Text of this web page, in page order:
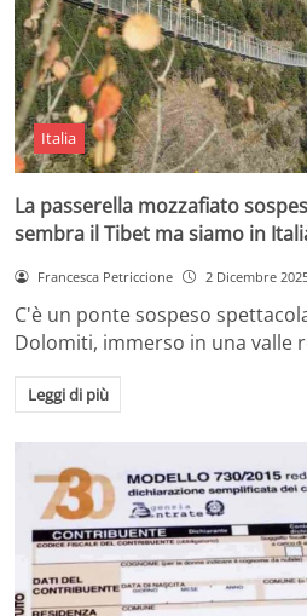
Italia
La passerella mozzafiato
sembra il Tibet ma siamo in
Francesca Petriccione 2 Dicembre
C'è un ponte sospeso
Dolomiti, immerso in una valle
Leggi di più